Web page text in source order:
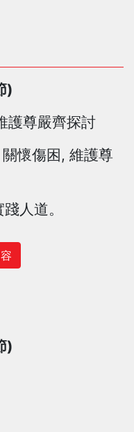
)
護尊嚴齊探討
懷傷困, 維護尊
人道。
)